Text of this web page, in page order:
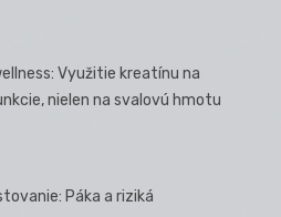
Využitie kreatínu na
nielen na svalovú hmotu
Páka a riziká